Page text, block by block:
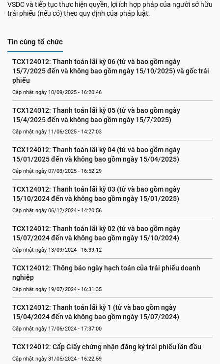
VSDC và tiếp tục thực hiện quyền, lợi ích hợp pháp của người sở hữu
trái phiếu (nếu có) theo quy định của pháp luật.
Tin cùng tổ chức
TCX124012: Thanh toán lãi kỳ 06 (từ và bao gồm ngày
15/7/2025 đến và không bao gồm ngày 15/10/2025) và gốc trái
phiếu
Cập nhật ngày 10/09/2025 - 16:20:46
TCX124012: Thanh toán lãi kỳ 05 (từ và bao gồm ngày
15/4/2025 đến và không bao gồm ngày 15/7/2025)
Cập nhật ngày 11/06/2025 - 14:27:03
TCX124012: Thanh toán lãi kỳ 04 (từ và bao gồm ngày
15/01/2025 đến và không bao gồm ngày 15/04/2025)
Cập nhật ngày 07/03/2025 - 16:52:29
TCX124012: Thanh toán lãi kỳ 03 (từ và bao gồm ngày
15/10/2024 đến và không bao gồm ngày 15/01/2025)
Cập nhật ngày 06/12/2024 - 14:20:56
TCX124012: Thanh toán lãi kỳ 02 (từ và bao gồm ngày
15/07/2024 đến và không bao gồm ngày 15/10/2024)
Cập nhật ngày 13/09/2024 - 16:39:12
TCX124012: Thông báo ngày hạch toán của trái phiếu doanh
nghiệp
Cập nhật ngày 19/07/2024 - 16:31:35
TCX124012: Thanh toán lãi kỳ 1 (từ và bao gồm ngày
15/04/2024 đến và không bao gồm ngày 15/07/2024)
Cập nhật ngày 17/06/2024 - 17:37:00
TCX124012: Cấp Giấy chứng nhận đăng ký trái phiếu lần đầu
Cập nhật ngày 31/05/2024 - 16:22:59